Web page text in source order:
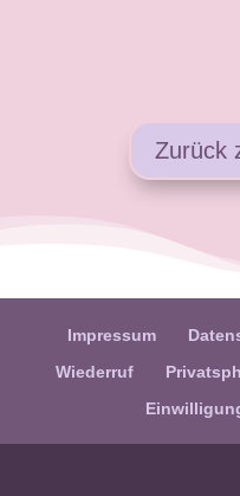
Zurück
Impressum
Wiederruf